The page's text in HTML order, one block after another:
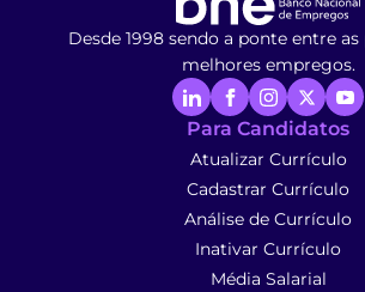
Desde 1998 sendo a ponte entre as
melhores empregos.
Para Candidatos
Atualizar Currículo
Cadastrar Currículo
Análise de Currículo
Inativar Currículo
Média Salarial